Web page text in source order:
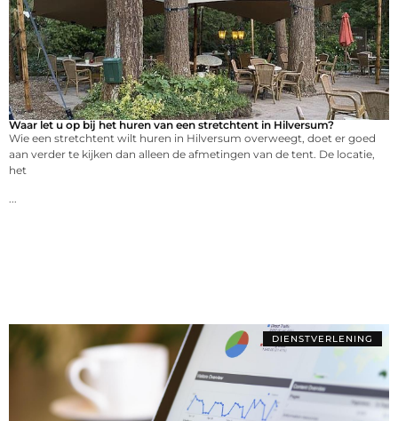
Waar let u op bij het huren van een stretchtent in Hilversum?
Wie een stretchtent wilt huren in Hilversum overweegt, doet er goed
aan verder te kijken dan alleen de afmetingen van de tent. De locatie,
het
...
DIENSTVERLENING